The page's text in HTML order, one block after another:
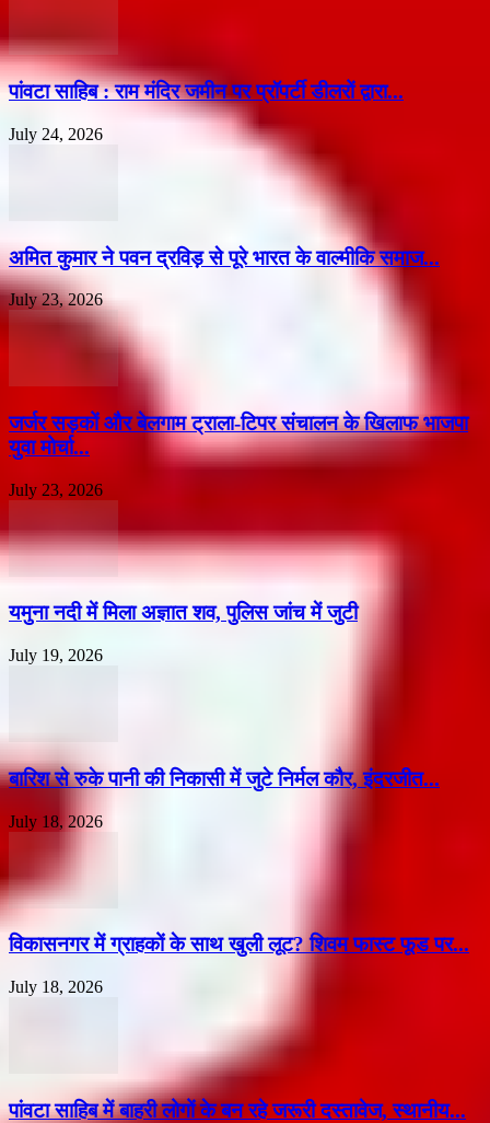
पांवटा साहिब : राम मंदिर जमीन पर प्रॉपर्टी डीलरों द्वारा...
July 24, 2026
अमित कुमार ने पवन द्रविड़ से पूरे भारत के वाल्मीकि समाज...
July 23, 2026
जर्जर सड़कों और बेलगाम ट्राला-टिपर संचालन के खिलाफ भाजपा
युवा मोर्चा...
July 23, 2026
यमुना नदी में मिला अज्ञात शव, पुलिस जांच में जुटी
July 19, 2026
बारिश से रुके पानी की निकासी में जुटे निर्मल कौर, इंदरजीत...
July 18, 2026
विकासनगर में ग्राहकों के साथ खुली लूट? शिवम फास्ट फूड पर...
July 18, 2026
पांवटा साहिब में बाहरी लोगों के बन रहे जरूरी दस्तावेज, स्थानीय...